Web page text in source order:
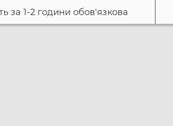
за 1-2 години обов'язкова